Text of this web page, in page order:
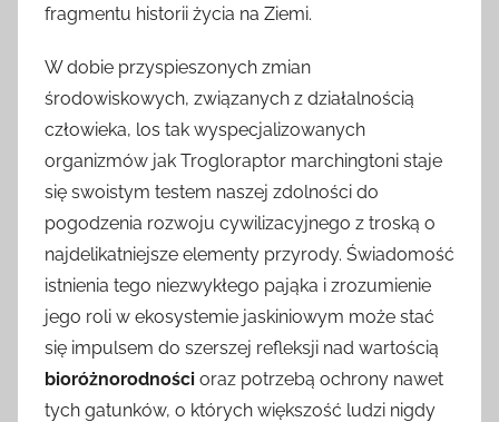
fragmentu historii życia na Ziemi.
W dobie przyspieszonych zmian
środowiskowych, związanych z działalnością
człowieka, los tak wyspecjalizowanych
organizmów jak Trogloraptor marchingtoni staje
się swoistym testem naszej zdolności do
pogodzenia rozwoju cywilizacyjnego z troską o
najdelikatniejsze elementy przyrody. Świadomość
istnienia tego niezwykłego pająka i zrozumienie
jego roli w ekosystemie jaskiniowym może stać
się impulsem do szerszej refleksji nad wartością
bioróżnorodności oraz potrzebą ochrony nawet
tych gatunków, o których większość ludzi nigdy